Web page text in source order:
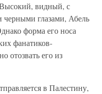
видный, с
глазами, Абель
форма его носа
фанатиков-
отозвать его из
в Палестину,